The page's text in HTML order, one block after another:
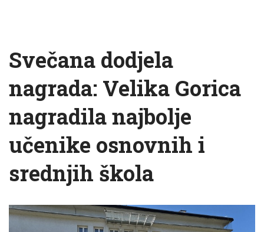
Svečana dodjela
nagrada: Velika Gorica
nagradila najbolje
učenike osnovnih i
srednjih škola